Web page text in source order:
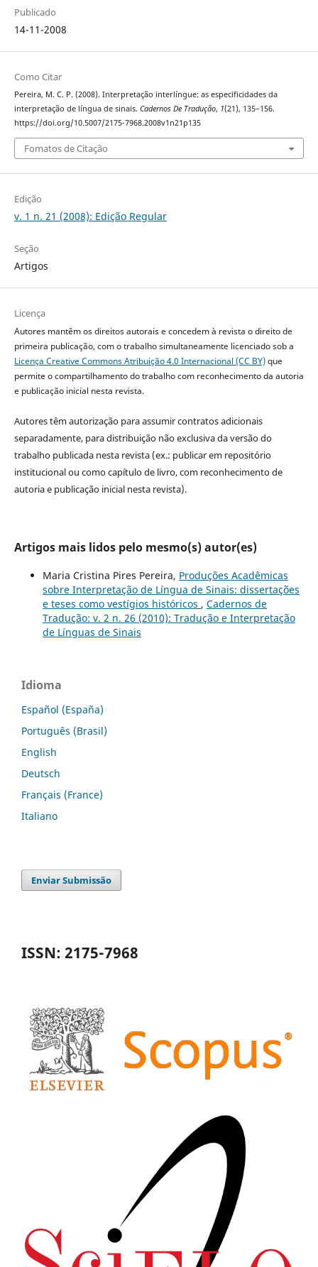
Publicado
14-11-2008
Como Citar
Pereira, M. C. P. (2008). Interpretação interlíngue: as especificidades da
interpretação de língua de sinais. Cadernos De Tradução, 1(21), 135–156.
https://doi.org/10.5007/2175-7968.2008v1n21p135
Fomatos de Citação
Edição
v. 1 n. 21 (2008): Edição Regular
Seção
Artigos
Licença
Autores mantêm os direitos autorais e concedem à revista o direito de
primeira publicação, com o trabalho simultaneamente licenciado sob a
Licença Creative Commons Atribuição 4.0 Internacional (CC BY)que
permite o compartilhamento do trabalho com reconhecimento da autoria
e publicação inicial nesta revista.
Autores têm autorização para assumir contratos adicionais
separadamente, para distribuição não exclusiva da versão do
trabalho publicada nesta revista (ex.: publicar em repositório
institucional ou como capítulo de livro, com reconhecimento de
autoria e publicação inicial nesta revista).
Artigos mais lidos pelo mesmo(s) autor(es)
Maria Cristina Pires Pereira, Produções Acadêmicas
sobre Interpretação de Língua de Sinais: dissertações
e teses como vestígios históricos , Cadernos de
Tradução: v. 2 n. 26 (2010): Tradução e Interpretação
de Línguas de Sinais
Idioma
Español (España)
Português (Brasil)
English
Deutsch
Français (France)
Italiano
Enviar Submissão
ISSN: 2175-7968